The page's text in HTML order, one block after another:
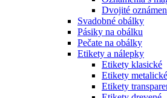
Dvojité
Svadobné obálky
Pásiky na obálku
Pečate na obálky
Etikety a nálepky
Etikety klasické
Etikety metalické
Etikety